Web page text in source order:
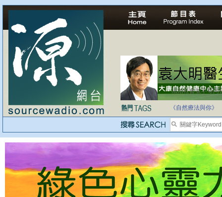
法治社會並不等同
自家教育合法化-
《自然療法與你》